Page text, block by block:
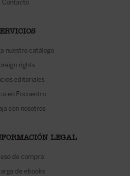
Contacto
nuestro catálogo
rights
editoriales
en Encuentro
con nosotros
LEGAL
de compra
de ebooks